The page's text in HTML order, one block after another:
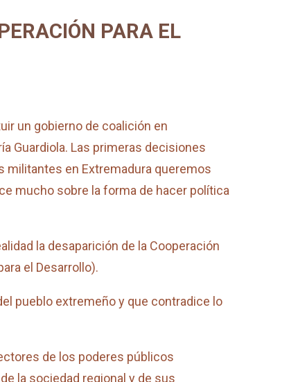
PARA EL
un gobierno de coalición en
Guardiola. Las primeras decisiones
militantes en Extremadura queremos
mucho sobre la forma de hacer política
la desaparición de la Cooperación
el Desarrollo).
pueblo extremeño y que contradice lo
de los poderes públicos
la sociedad regional y de sus